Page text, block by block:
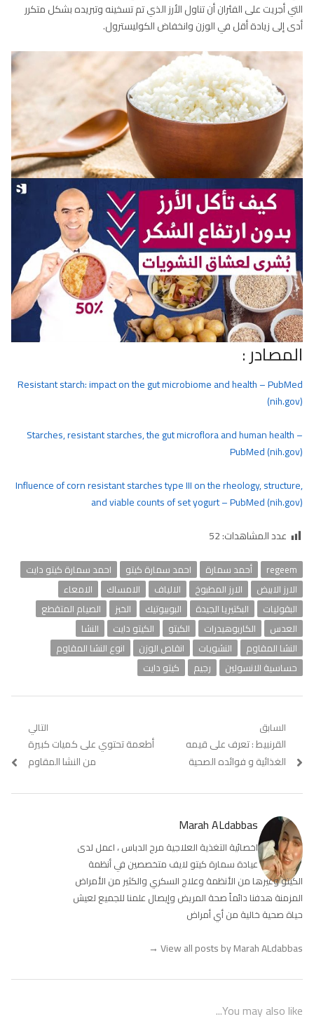
التي أجريت على الفئران أن تناول الأرز الذي تم تسخينه وتبريده بشكل متكرر
أدى إلى زيادة أقل في الوزن وانخفاض الكوليسترول.
المصادر :
Resistant starch: impact on the gut microbiome and health – PubMed
(nih.gov)
Starches, resistant starches, the gut microflora and human health –
PubMed (nih.gov)
Influence of corn resistant starches type III on the rheology, structure,
and viable counts of set yogurt – PubMed (nih.gov)
عدد المشاهدات:52
regeem أحمد سمارة احمد سمارة كيتو
احمد سمارة كيتو دايت
الارز الابيض
الارز المطبوخ الالياف الامساك
الامعاء
البقوليات
البكتيريا الجيدة البوبيوتيك الخبز
الصيام المتقطع
العدس
الكاربوهيدرات الكيتو الكيتو دايت
النشا
النشا المقاوم
النشويات انقاص الوزن
انوع النشا المقاوم
حساسية الانسولين
رجيم كيتو دايت
تصفّح
المقالات
السابق
Previous
post:
القرنبيط : تعرف على قيمه
الغذائية و فوائده الصحية
التالي
Next
أطعمة تحتوي على كميات كبيرة
من النشا المقاوم
Marah ALdabbas
اخصائية التغذية العلاجية مرح الدباس ، اعمل لدى
عيادة سمارة كيتو لايف متخصصين في أنظمة
الكيتو وغيرها من الأنظمة وعلاج السكري والكثير من الأمراض
المزمنة هدفنا دائماً صحة المريض وإيصال علمنا للجميع لعيش
حياة صحية خالية من أي أمراض
View all posts by Marah ALdabbas
→
You may also like...